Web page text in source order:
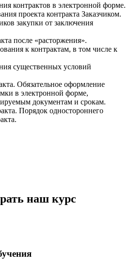
контрактов в электронной форме.
проекта контракта Заказчиком.
закупки от заключения
после «расторжения».
к контрактам, в том числе к
существенных условий
Обязательное оформление
в электронной форме,
документам и срокам.
Порядок одностороннего
наш курс